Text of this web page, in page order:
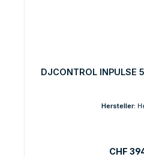
DJCONTROL INPULSE
Hersteller:
CHF